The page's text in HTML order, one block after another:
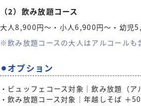
（2）飲み放題コース
大人8,900円〜・小人6,900円〜・幼児
※飲み放題コースの大人はアルコールも
⚫︎オプション
・ビュッフェコース対象｜飲み放題（
・飲み放題コース対象｜年越しそば ＋